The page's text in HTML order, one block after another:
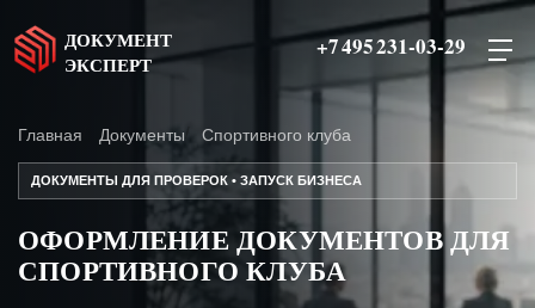
ДОКУМЕНТ
ЭКСПЕРТ
+7 495 231-03-29
Главная Документы Спортивного клуба
ДОКУМЕНТЫ ДЛЯ ПРОВЕРОК • ЗАПУСК БИЗНЕСА
ОФОРМЛЕНИЕ ДОКУМЕНТОВ ДЛЯ
СПОРТИВНОГО КЛУБА